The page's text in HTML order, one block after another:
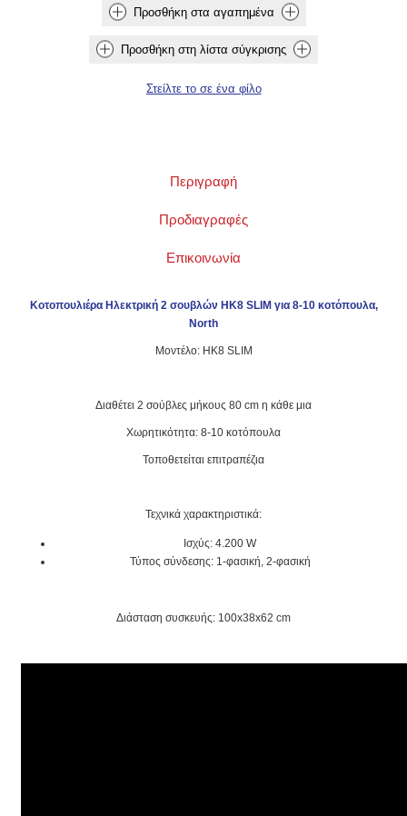
Περιγραφή
Προδιαγραφές
Επικοινωνία
Κοτοπουλιέρα Ηλεκτρική 2 σουβλών HK8 SLIM για 8-10 κοτόπουλα,
North
Μοντέλο: HK8 SLIM
Διαθέτει 2 σούβλες μήκους 80 cm η κάθε μια
Χωρητικότητα: 8-10 κοτόπουλα
Τοποθετείται επιτραπέζια
Τεχνικά χαρακτηριστικά:
Ισχύς: 4.200 W
Τύπος σύνδεσης: 1-φασική, 2-φασική
Διάσταση συσκευής: 100x38x62 cm